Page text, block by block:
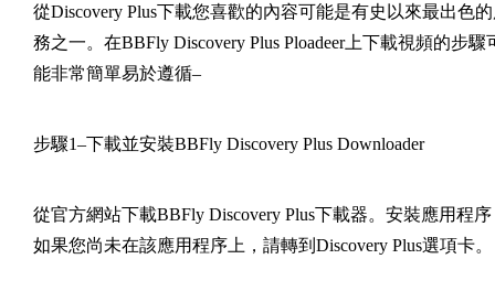
從Discovery Plus下載您喜歡的內容可能是有史以來最出色
務之一。在BBFly Discovery Plus Ploadeer上下載視頻的步驟
能非常簡單易於遵循–
步驟1–下載並安裝BBFly Discovery Plus Downloader
從官方網站下載BBFly Discovery Plus下載器。安裝應用程序
如果您尚未在該應用程序上，請轉到Discovery Plus選項卡。